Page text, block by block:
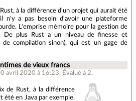
à la différence d'un projet qui aurait été
n'y a pas besoin d'avoir une plateforme
L'emprise mémoire pour la gestion de
De plus Rust a un niveau de finesse et
de compilation sinon), qui est un gage de
de vieux francs
avril 2020 à 16:23. Évalué à 2.
de Rust, à la différence
été en Java par exemple,